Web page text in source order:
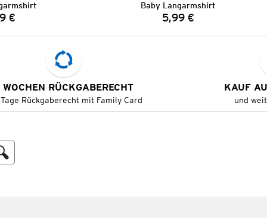
€
Baby Langarmshirt
Preis:
5,99 €
RÜCKGABERECHT
Rückgaberecht mit Family Card
KAUF
und